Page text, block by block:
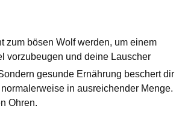
zum bösen Wolf werden, um einem
vorzubeugen und deine Lauscher
gesunde Ernährung beschert dir
in ausreichender Menge.
Ohren.